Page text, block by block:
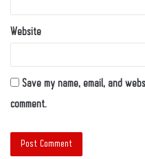
Website
Save my name, email, and
comment.